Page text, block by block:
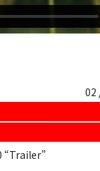
02
“Trailer”